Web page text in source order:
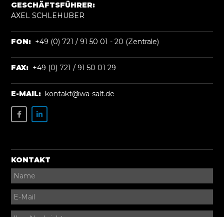
GESCHÄFTSFÜHRER:
AXEL SCHLEHUBER
FON: +49 (0) 721 / 91 50 01 - 20 (Zentrale)
FAX: +49 (0) 721 / 91 50 01 29
E-MAIL: kontakt@wa-salt.de
KONTAKT